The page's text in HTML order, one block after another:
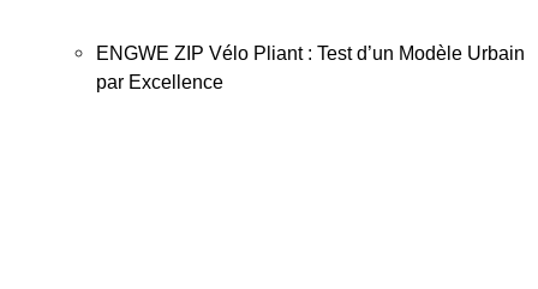
ENGWE ZIP Vélo Pliant : Test d’un Modèle Urbain
par Excellence